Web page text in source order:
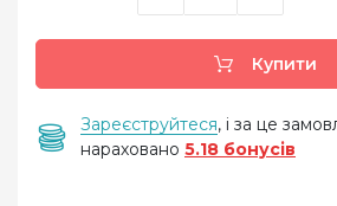
Купити
Зареєструйтеся, і за це
нараховано 5.18 бонусів